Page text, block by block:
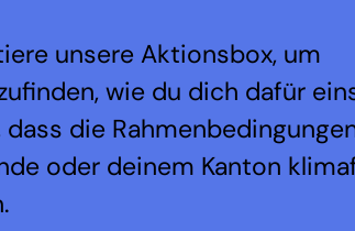
unsere Aktionsbox, um
wie du dich dafür
dass die
oder deinem Kanton